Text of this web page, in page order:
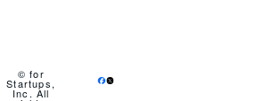
© for
Startups,
Inc. All